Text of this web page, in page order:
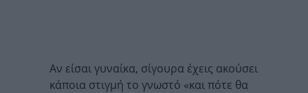
Αν είσαι γυναίκα, σίγουρα έχεις ακούσει
κάποια στιγμή το γνωστό «και πότε θα